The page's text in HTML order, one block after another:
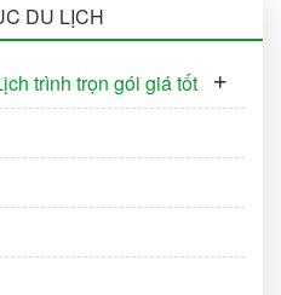
DU LỊCH
trình trọn gói giá tốt